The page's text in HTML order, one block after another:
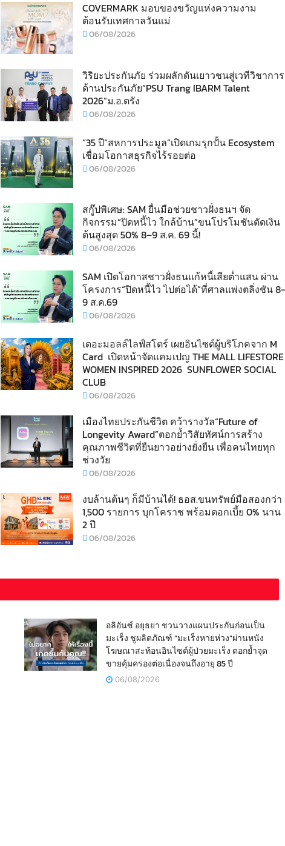
COVERMARK มอบของขวัญแห่งความงาม
ต้อนรับเทศกาลวันแม่
06/08/2026
วิริยะประกันภัย ร่วมผลักดันเยาวชนสู่เวทีวิชาการ
ด้านประกันภัย“PSU Trang IBARM Talent
2026”ม.อ.ตรัง
06/08/2026
“35 ปี“สหการประมูล”เปิดเกมรุกปั้น Ecosystem
เชื่อมโอกาสธุรกิจไร้รอยต่อ
06/08/2026
สกู๊ปพิเศษ: SAM ยื่นมือช่วยชาวฝั่งธนฯ จัด
กิจกรรม“ปิดหนี้ไว ใกล้บ้าน”ขนโปรโมชันตัดเงิน
ต้นสูงสุด 50% 8–9 ส.ค. 69 นี้!
06/08/2026
SAM เปิดโอกาสชาวฝั่งธนแก้หนี้เสียต่ำแสน ผ่าน
โครงการ“ปิดหนี้ไว ไปต่อได้”ที่ศาลแพ่งตลิ่งชัน 8-
9 ส.ค.69
06/08/2026
เดอะมอลล์ไลฟ์สโตร์ เผยอินไซต์ผู้บริโภคจาก M
Card เปิดหน้าจัดแคมเปญ THE MALL LIFESTORE
WOMEN INSPIRED 2026 SUNFLOWER SOCIAL
CLUB
06/08/2026
เมืองไทยประกันชีวิต คว้ารางวัล“Future of
Longevity Award”ตอกย้ำวิสัยทัศน์การสร้าง
คุณภาพชีวิตที่ยืนยาวอย่างยั่งยืน เพื่อคนไทยทุก
ช่วงวัย
06/08/2026
งบล้านต้นๆ ก็มีบ้านได้! ธอส.ขนทรัพย์มือสองกว่า
1,500 รายการ บุกโคราช พร้อมดอกเบี้ย 0% นาน
2 ปี
06/08/2026
อลิอันซ์ อยุธยา ชวนวางแผนประกันก่อนเป็น
มะเร็ง ชูผลิตภัณฑ์ “มะเร็งหายห่วง”ผ่านหนัง
โฆษณาสะท้อนอินไซต์ผู้ป่วยมะเร็ง ตอกย้ำจุด
ขายคุ้มครองต่อเนื่องจนถึงอายุ 85 ปี
06/08/2026